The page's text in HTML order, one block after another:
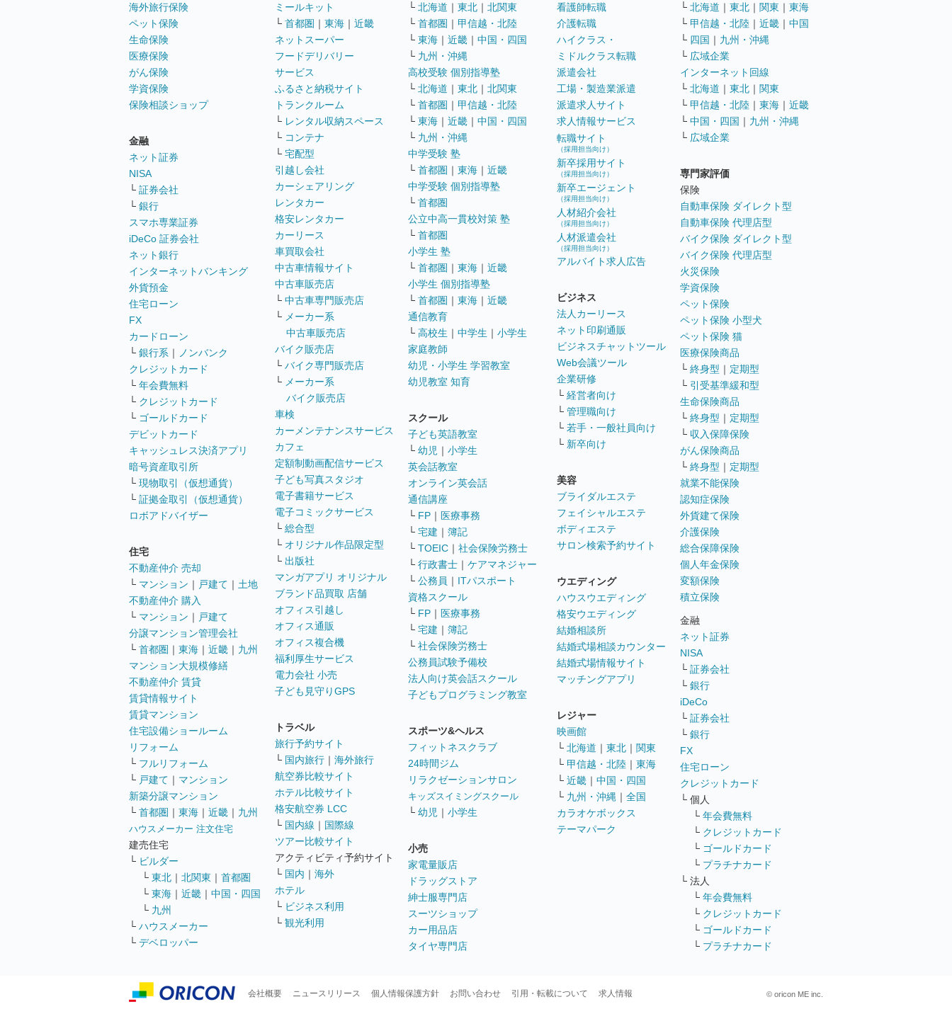
海外旅行保険
ペット保険
生命保険
医療保険
がん保険
学資保険
保険相談ショップ
金融
ネット証券
NISA
└ 証券会社
└ 銀行
スマホ専業証券
iDeCo 証券会社
ネット銀行
インターネットバンキング
外貨預金
住宅ローン
FX
カードローン
└ 銀行系 ｜
ノンバンク
クレジットカード
└ 年会費無料
└ クレジットカード
└ ゴールドカード
デビットカード
キャッシュレス決済アプリ
暗号資産取引所
└ 現物取引（仮想通貨）
└ 証拠金取引（仮想通貨）
ロボアドバイザー
住宅
不動産仲介 売却
└ マンション ｜ 戸建て ｜ 土地
不動産仲介 購入
└ マンション ｜ 戸建て
分譲マンション管理会社
└ 首都圏 ｜ 東海 ｜ 近畿 ｜ 九州
マンション大規模修繕
不動産仲介 賃貸
賃貸情報サイト
賃貸マンション
住宅設備ショールーム
リフォーム
└ フルリフォーム
└ 戸建て ｜ マンション
新築分譲マンション
└ 首都圏 ｜ 東海 ｜ 近畿 ｜ 九州
ハウスメーカー 注文住宅
建売住宅
└ ビルダー
└ 東北 ｜ 北関東 ｜ 首都圏
└ 東海 ｜ 近畿 ｜ 中国・四国
└ 九州
└ ハウスメーカー
└ デベロッパー
ミールキット
└ 首都圏 ｜ 東海 ｜ 近畿
ネットスーパー
フードデリバリー
サービス
ふるさと納税サイト
トランクルーム
└ レンタル収納スペース
└ コンテナ
└ 宅配型
引越し会社
カーシェアリング
レンタカー
格安レンタカー
カーリース
車買取会社
中古車情報サイト
中古車販売店
└ 中古車専門販売店
└ メーカー系
中古車販売店
バイク販売店
└ バイク専門販売店
└ メーカー系
バイク販売店
車検
カーメンテナンスサービス
カフェ
定額制動画配信サービス
子ども写真スタジオ
電子書籍サービス
電子コミックサービス
└ 総合型
└ オリジナル作品限定型
└ 出版社
マンガアプリ オリジナル
ブランド品買取 店舗
オフィス引越し
オフィス通販
オフィス複合機
福利厚生サービス
電力会社 小売
子ども見守りGPS
トラベル
旅行予約サイト
└ 国内旅行 ｜ 海外旅行
航空券比較サイト
ホテル比較サイト
格安航空券 LCC
└ 国内線 ｜ 国際線
ツアー比較サイト
アクティビティ予約サイト
└ 国内 ｜ 海外
ホテル
└ ビジネス利用
└ 観光利用
└ 北海道 ｜ 東北 ｜ 北関東
└ 首都圏 ｜ 甲信越・北陸
└ 東海 ｜ 近畿 ｜ 中国・四国
└ 九州・沖縄
高校受験 個別指導塾
└ 北海道 ｜ 東北 ｜ 北関東
└ 首都圏 ｜ 甲信越・北陸
└ 東海 ｜ 近畿 ｜ 中国・四国
└ 九州・沖縄
中学受験 塾
└ 首都圏 ｜ 東海 ｜ 近畿
中学受験 個別指導塾
└ 首都圏
公立中高一貫校対策 塾
└ 首都圏
小学生 塾
└ 首都圏 ｜ 東海 ｜ 近畿
小学生 個別指導塾
└ 首都圏 ｜ 東海 ｜ 近畿
通信教育
└ 高校生 ｜ 中学生 ｜ 小学生
家庭教師
幼児・小学生 学習教室
幼児教室 知育
スクール
子ども英語教室
└ 幼児 ｜ 小学生
英会話教室
オンライン英会話
通信講座
└ FP ｜ 医療事務
└ 宅建 ｜ 簿記
└ TOEIC ｜ 社会保険労務士
└ 行政書士 ｜ ケアマネジャー
└ 公務員 ｜ ITパスポート
資格スクール
└ FP ｜ 医療事務
└ 宅建 ｜ 簿記
└ 社会保険労務士
公務員試験予備校
法人向け英会話スクール
子どもプログラミング教室
スポーツ&ヘルス
フィットネスクラブ
24時間ジム
リラクゼーションサロン
キッズスイミングスクール
└ 幼児 ｜ 小学生
小売
家電量販店
ドラッグストア
紳士服専門店
スーツショップ
カー用品店
タイヤ専門店
看護師転職
介護転職
ハイクラス・
ミドルクラス転職
派遣会社
工場・製造業派遣
派遣求人サイト
求人情報サービス
転職サイト
（採用担当向け）
新卒採用サイト
（採用担当向け）
新卒エージェント
（採用担当向け）
人材紹介会社
（採用担当向け）
人材派遣会社
（採用担当向け）
アルバイト求人広告
ビジネス
法人カーリース
ネット印刷通販
ビジネスチャットツール
Web会議ツール
企業研修
└ 経営者向け
└ 管理職向け
└ 若手・一般社員向け
└ 新卒向け
美容
ブライダルエステ
フェイシャルエステ
ボディエステ
サロン検索予約サイト
ウエディング
ハウスウエディング
格安ウエディング
結婚相談所
結婚式場相談カウンター
結婚式場情報サイト
マッチングアプリ
レジャー
映画館
└ 北海道 ｜ 東北 ｜ 関東
└ 甲信越・北陸 ｜ 東海
└ 近畿 ｜ 中国・四国
└ 九州・沖縄 ｜ 全国
カラオケボックス
テーマパーク
└ 北海道 ｜ 東北 ｜ 関東 ｜ 東海
└ 甲信越・北陸 ｜ 近畿 ｜ 中国
└ 四国 ｜ 九州・沖縄
└ 広域企業
インターネット回線
└ 北海道 ｜ 東北 ｜ 関東
└ 甲信越・北陸 ｜ 東海 ｜ 近畿
└ 中国・四国 ｜ 九州・沖縄
└ 広域企業
専門家評価
保険
自動車保険 ダイレクト型
自動車保険 代理店型
バイク保険 ダイレクト型
バイク保険 代理店型
火災保険
学資保険
ペット保険
ペット保険 小型犬
ペット保険 猫
医療保険商品
└ 終身型 ｜ 定期型
└ 引受基準緩和型
生命保険商品
└ 終身型 ｜ 定期型
└ 収入保障保険
がん保険商品
└ 終身型 ｜ 定期型
就業不能保険
認知症保険
外貨建て保険
介護保険
総合保障保険
個人年金保険
変額保険
積立保険
金融
ネット証券
NISA
└ 証券会社
└ 銀行
iDeCo
└ 証券会社
└ 銀行
FX
住宅ローン
クレジットカード
└ 個人
└ 年会費無料
└ クレジットカード
└ ゴールドカード
└ プラチナカード
└ 法人
└ 年会費無料
└ クレジットカード
└ ゴールドカード
└ プラチナカード
会社概要 ニュースリリース 個人情報保護方針 お問い合わせ 引用・転載について 求人情報 © oricon ME inc.